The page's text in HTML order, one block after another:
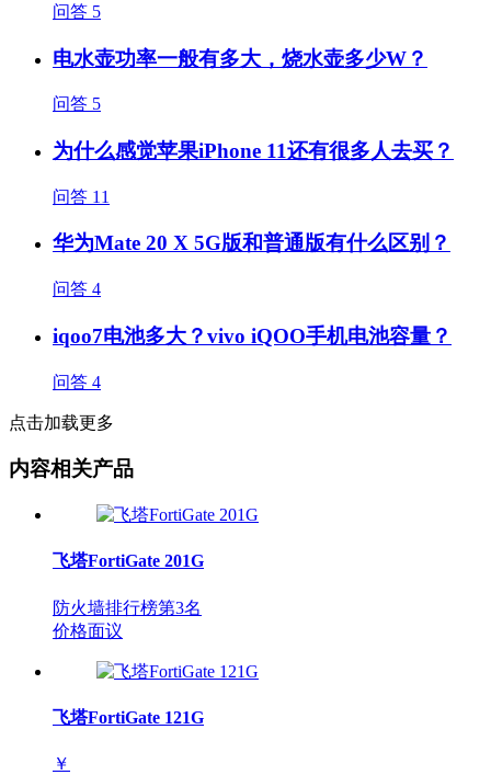
问答 5
电水壶功率一般有多大，烧水壶多少W？
问答 5
为什么感觉苹果iPhone 11还有很多人去买？
问答 11
华为Mate 20 X 5G版和普通版有什么区别？
问答 4
iqoo7电池多大？vivo iQOO手机电池容量？
问答 4
点击加载更多
内容相关产品
飞塔FortiGate 201G
防火墙排行榜第3名
价格面议
飞塔FortiGate 121G
￥